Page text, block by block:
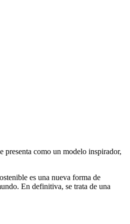
presenta como un modelo inspirador,
es una nueva forma de
En definitiva, se trata de una